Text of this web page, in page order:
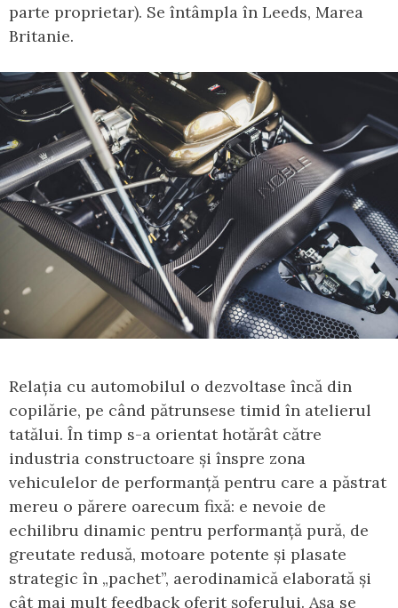
parte proprietar). Se întâmpla în Leeds, Marea
Britanie.
Relația cu automobilul o dezvoltase încă din
copilărie, pe când pătrunsese timid în atelierul
tatălui. În timp s-a orientat hotărât către
industria constructoare și înspre zona
vehiculelor de performanță pentru care a păstrat
mereu o părere oarecum fixă: e nevoie de
echilibru dinamic pentru performanță pură, de
greutate redusă, motoare potente și plasate
strategic în „pachet”, aerodinamică elaborată și
cât mai mult feedback oferit șoferului. Așa se